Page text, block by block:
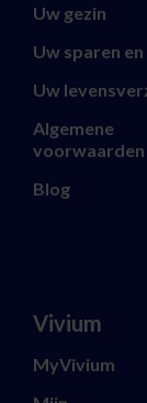
Uw gezin
Uw sparen
Uw
Algemene
voorwaarden
Blog
Vivium
MyVivium